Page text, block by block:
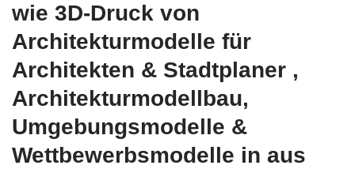
wie 3D-Druck von
Architekturmodelle für
Architekten & Stadtplaner ,
Architekturmodellbau,
Umgebungsmodelle &
Wettbewerbsmodelle in aus